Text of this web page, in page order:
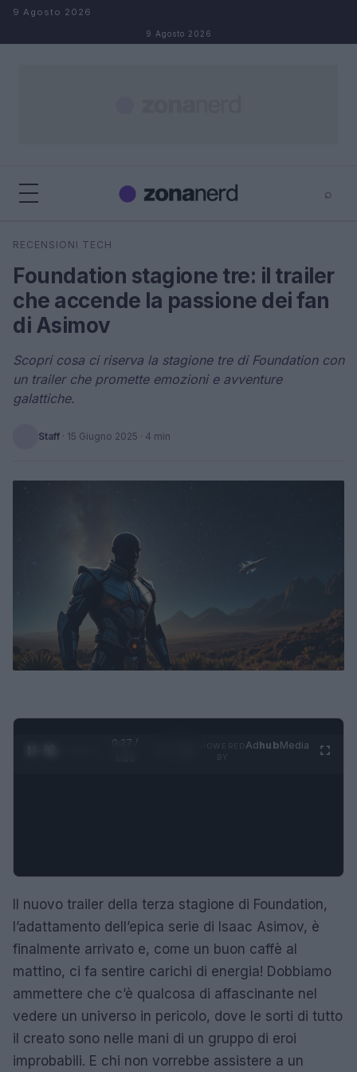
Salta al contenuto
9 Agosto 2026
9 Agosto 2026
⌕
Cerca
RECENSIONI TECH
Foundation stagione tre: il trailer
che accende la passione dei fan
di Asimov
Scopri cosa ci riserva la stagione tre di Foundation con
un trailer che promette emozioni e avventure
galattiche.
Staff · 15 Giugno 2025 · 4 min
0:28 /
AdhubMedia
Il nuovo trailer della terza stagione di Foundation,
l’adattamento dell’epica serie di Isaac Asimov, è
finalmente arrivato e, come un buon caffè al
mattino, ci fa sentire carichi di energia! Dobbiamo
ammettere che c’è qualcosa di affascinante nel
vedere un universo in pericolo, dove le sorti di tutto
il creato sono nelle mani di un gruppo di eroi
improbabili. E chi non vorrebbe assistere a un